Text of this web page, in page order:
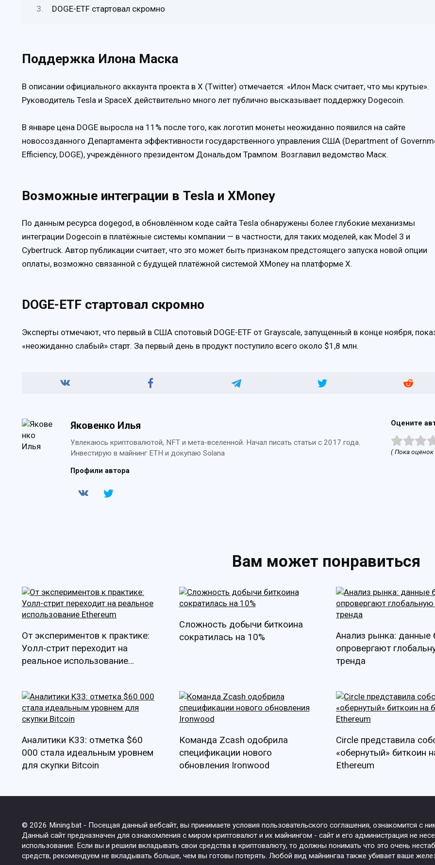
DOGE-ETF стартовал скромно
Поддержка Илона Маска
В описании официального аккаунта проекта в X (Twitter) отмечается: «Илон Маск считает, что мы крутые».
Руководитель Tesla и SpaceX действительно много лет публично высказывает поддержку Dogecoin.
В январе цена DOGE выросла на 11% после того, как логотип монеты неожиданно появился на сайте
новосозданного Департамента эффективности государственного управления США (Department of
Efficiency, DOGE), учреждённого президентом Дональдом Трампом. Возглавил ведомство Маск.
Возможные интеграции в Tesla и XMoney
По данным ресурса dogegod, в обновлённом коде сайта Tesla обнаружены более глубокие механизмы
интеграции Dogecoin в платёжные системы компании — в частности, для таких моделей, как Model 3 и
Cybertruck. Автор публикации считает, что это может быть признаком предстоящего запуска новой опции
оплаты, возможно связанной с будущей платёжной системой XMoney на платформе X.
DOGE-ETF стартовал скромно
Эксперты отмечают, что первый в США спотовый DOGE-ETF от Grayscale, запущенный в конце ноября,
«неожиданно слабый» старт. За первый день в продукт поступило всего около $1,8 млн.
Яковенко Илья
Увлекаюсь криптовалютой, NFT и мета-вселенной. Начал писать статьи с 2017 года.
Инвестирую в майнинг ETH и докупаю Solana
Профили автора
Оцените
( Пока оценок
Вам может понравиться
От экспериментов к практике:
Уолл-стрит переходит на
реальное использование
Сложность добычи биткоина
сократилась на 10%
Анализ рынка: данные
опровергают
тренда
Аналитики K33: отметка $60
000 стала идеальным уровнем
для скупки Bitcoin
Команда Zcash одобрила
спецификации нового
обновления Ironwood
Circle представила
«обернутый» биткоин
Ethereum
© 2026 Mining.bat - Посещая данный вебсайт, вы принимаете условия пользовательского соглашения, ознакомится с
Данный сайт предназначен для ознакомления с миром криптовалют и их майнингом - сайт и его администрация не
использование. Если вы и решили вкладывать свои средства в криптовалюту, то должны понимать что это очень
средств, рекомендуем не вкладывать больше, чем вы готовы потерять. Любой вид майнингаа также убивает ваше